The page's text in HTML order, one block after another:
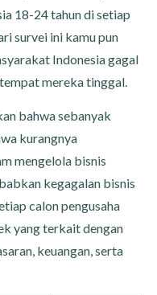
18-24 tahun di setiap
survei ini kamu pun
Indonesia gagal
mereka tinggal.
bahwa sebanyak
kurangnya
mengelola bisnis
kegagalan bisnis
calon pengusaha
yang terkait dengan
keuangan, serta